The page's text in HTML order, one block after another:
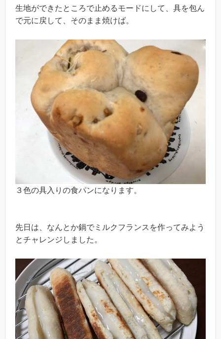
生地ができたところで止めるモードにして、具を包ん
で元に戻して、そのまま焼けば。
３色の具入りの食パンになります。
先日は、なんとか鍋でミルクフランスを作ってみよう
とチャレンジしました。